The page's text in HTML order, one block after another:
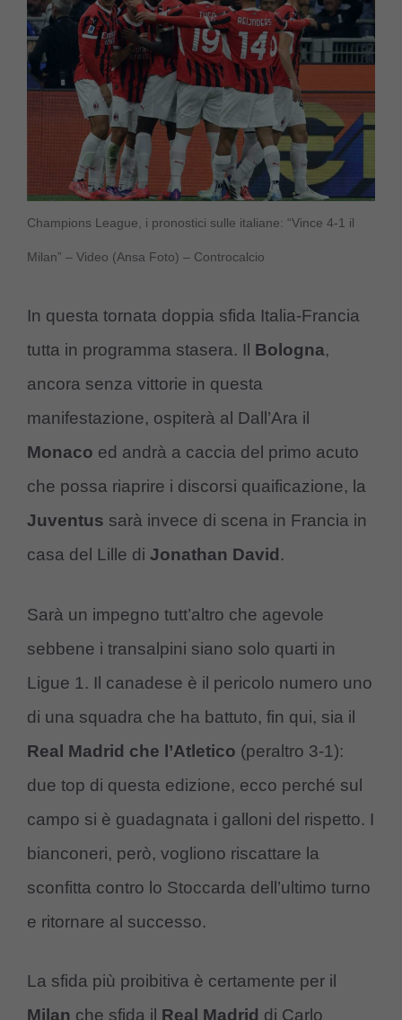
Champions League, i pronostici sulle italiane: “Vince 4-1 il
Milan” – Video (Ansa Foto) – Controcalcio
In questa tornata doppia sfida Italia-Francia
tutta in programma stasera. Il Bologna,
ancora senza vittorie in questa
manifestazione, ospiterà al Dall’Ara il
Monaco ed andrà a caccia del primo acuto
che possa riaprire i discorsi quaificazione, la
Juventus sarà invece di scena in Francia in
casa del Lille di Jonathan David .
Sarà un impegno tutt’altro che agevole
sebbene i transalpini siano solo quarti in
Ligue 1. Il canadese è il pericolo numero uno
di una squadra che ha battuto, fin qui, sia il
Real Madrid che l’Atletico (peraltro 3-1):
due top di questa edizione, ecco perché sul
campo si è guadagnata i galloni del rispetto. I
bianconeri, però, vogliono riscattare la
sconfitta contro lo Stoccarda dell’ultimo turno
e ritornare al successo.
La sfida più proibitiva è certamente per il
Milan che sfida il Real Madrid di Carlo